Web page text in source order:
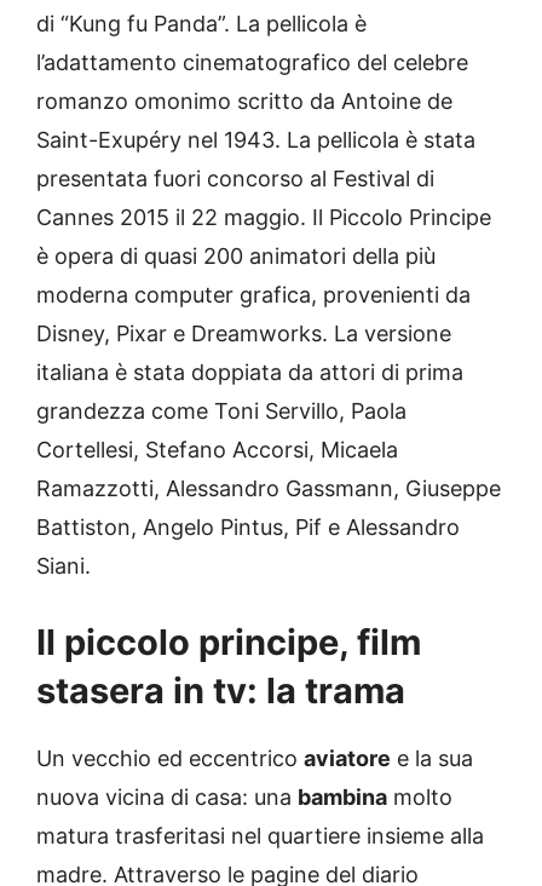
di “Kung fu Panda”. La pellicola è
l’adattamento cinematografico del celebre
romanzo omonimo scritto da Antoine de
Saint-Exupéry nel 1943. La pellicola è stata
presentata fuori concorso al Festival di
Cannes 2015 il 22 maggio. Il Piccolo Principe
è opera di quasi 200 animatori della più
moderna computer grafica, provenienti da
Disney, Pixar e Dreamworks. La versione
italiana è stata doppiata da attori di prima
grandezza come Toni Servillo, Paola
Cortellesi, Stefano Accorsi, Micaela
Ramazzotti, Alessandro Gassmann, Giuseppe
Battiston, Angelo Pintus, Pif e Alessandro
Siani.
Il piccolo principe, film
stasera in tv: la trama
Un vecchio ed eccentrico aviatore e la sua
nuova vicina di casa: una bambina molto
matura trasferitasi nel quartiere insieme alla
madre. Attraverso le pagine del diario